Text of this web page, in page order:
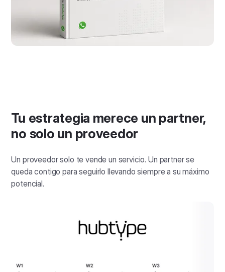
Tu estrategia merece un partner,
no solo un proveedor
Un proveedor solo te vende un servicio. Un partner se
queda contigo para seguirlo llevando siempre a su máximo
potencial.